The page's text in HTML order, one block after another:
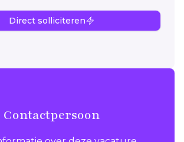
Direct solliciteren
Contactpersoon